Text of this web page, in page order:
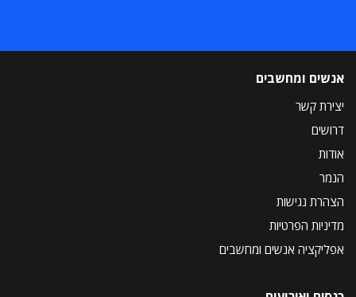
אנשים ומחשבים
יצירת קשר
דרושים
אודות
הנמר
הצהרת נגישות
מדיניות הפרטיות
אפליקציה אנשים ומחשבים